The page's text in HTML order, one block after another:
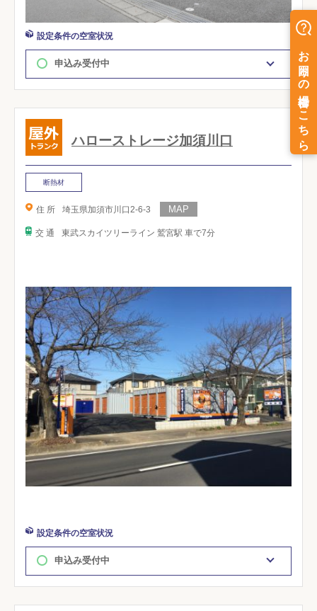
設定条件の空室状況
申込み受付中
ハローストレージ加須川口
断熱材
住 所 埼玉県加須市川口2-6-3
交 通 東武スカイツリーライン 鷲宮駅 車で7分
設定条件の空室状況
申込み受付中